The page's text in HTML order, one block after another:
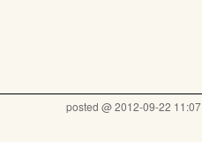
posted @2012-09-22 11:07